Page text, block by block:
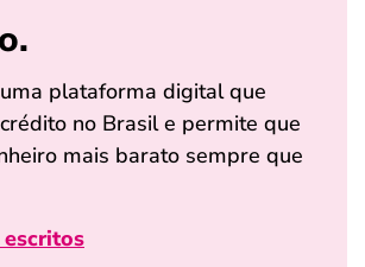
plataforma digital que
no Brasil e permite que
mais barato sempre que